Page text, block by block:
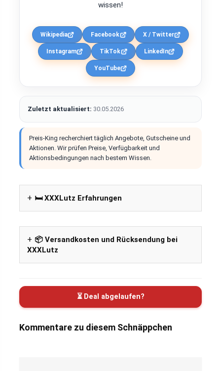
wissen!
Wikipedia Facebook X / Twitter
Instagram TikTok LinkedIn
YouTube
Zuletzt aktualisiert: 30.05.2026
Preis-King recherchiert täglich Angebote, Gutscheine und
Aktionen. Wir prüfen Preise, Verfügbarkeit und
Aktionsbedingungen nach bestem Wissen.
🛏️ XXXLutz Erfahrungen
📦 Versandkosten und Rücksendung bei
XXXLutz
⏳ Deal abgelaufen?
Kommentare zu diesem Schnäppchen